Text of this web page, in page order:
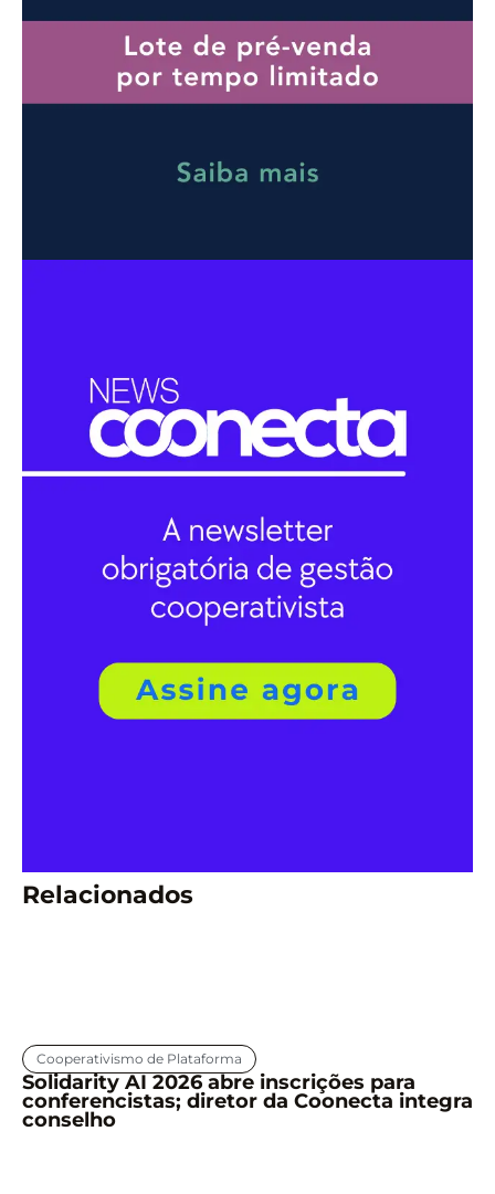
Relacionados
Cooperativismo de Plataforma
Solidarity AI 2026 abre inscrições para
conferencistas; diretor da Coonecta integra
conselho